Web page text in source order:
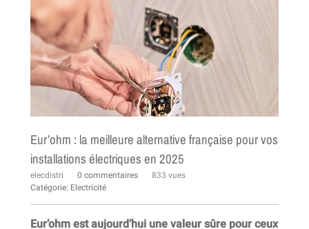
Eur’ohm : la meilleure alternative française pour vos
installations électriques en 2025
elecdistri 0 commentaires
833 vues
Catégorie: Electricité
Eur’ohm est aujourd’hui une valeur sûre pour ceux